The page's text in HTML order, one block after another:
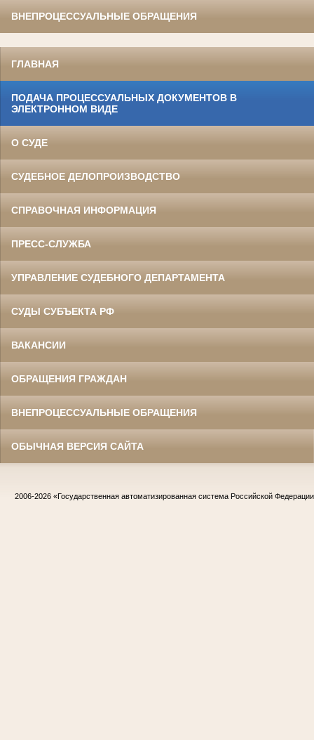
ВНЕПРОЦЕССУАЛЬНЫЕ ОБРАЩЕНИЯ
ГЛАВНАЯ
ПОДАЧА ПРОЦЕССУАЛЬНЫХ ДОКУМЕНТОВ В
ЭЛЕКТРОННОМ ВИДЕ
О СУДЕ
СУДЕБНОЕ ДЕЛОПРОИЗВОДСТВО
СПРАВОЧНАЯ ИНФОРМАЦИЯ
ПРЕСС-СЛУЖБА
УПРАВЛЕНИЕ СУДЕБНОГО ДЕПАРТАМЕНТА
СУДЫ СУБЪЕКТА РФ
ВАКАНСИИ
ОБРАЩЕНИЯ ГРАЖДАН
ВНЕПРОЦЕССУАЛЬНЫЕ ОБРАЩЕНИЯ
ОБЫЧНАЯ ВЕРСИЯ САЙТА
2006-2026 «Государственная автоматизированная система Российской